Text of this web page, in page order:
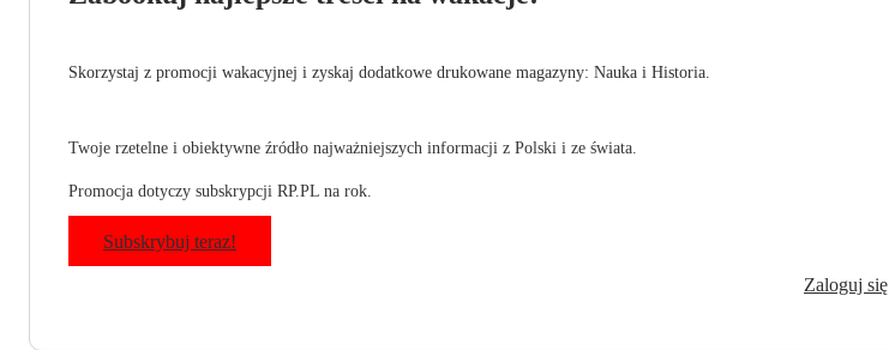
Skorzystaj z promocji wakacyjnej i zyskaj dodatkowe drukowane magazyny: Nauka i Historia.
Twoje rzetelne i obiektywne źródło najważniejszych informacji z Polski i ze świata.
Promocja dotyczy subskrypcji RP.PL na rok.
Subskrybuj teraz!
Zaloguj się